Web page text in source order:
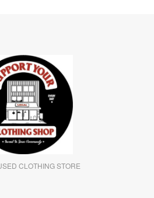
CLOTHING STORE